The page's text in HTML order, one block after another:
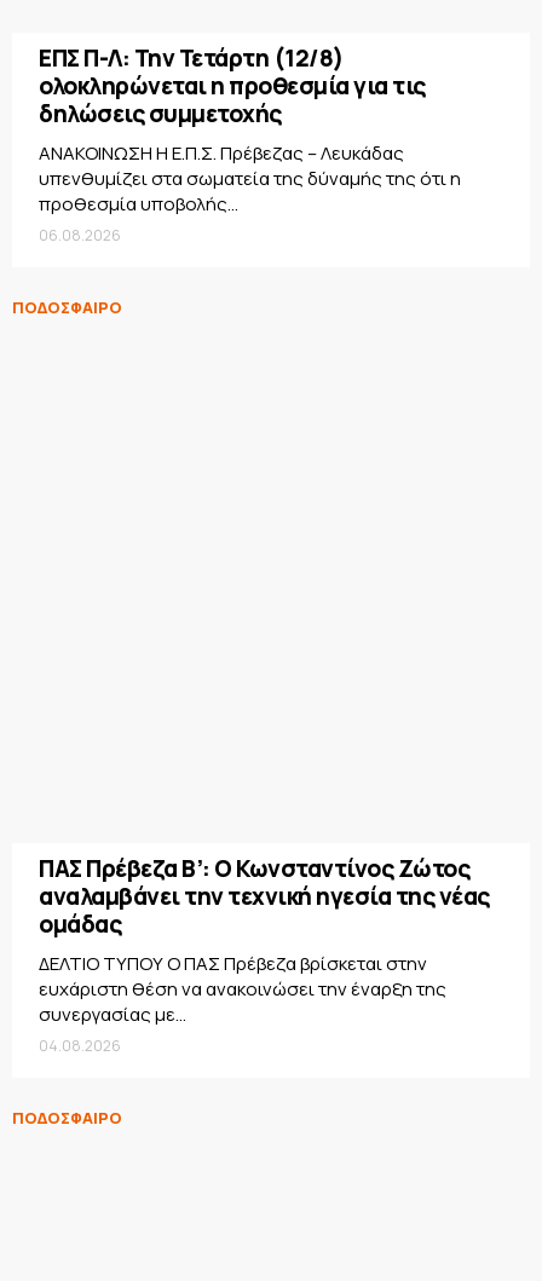
ΕΠΣ Π-Λ: Την Τετάρτη (12/8)
ολοκληρώνεται η προθεσμία για τις
δηλώσεις συμμετοχής
ΑΝΑΚΟΙΝΩΣΗ Η Ε.Π.Σ. Πρέβεζας – Λευκάδας
υπενθυμίζει στα σωματεία της δύναμής της ότι η
προθεσμία υποβολής...
06.08.2026
ΠΟΔΟΣΦΑΙΡΟ
ΠΑΣ Πρέβεζα Β’: Ο Κωνσταντίνος Ζώτος
αναλαμβάνει την τεχνική ηγεσία της νέας
ομάδας
ΔΕΛΤΙΟ ΤΥΠΟΥ Ο ΠΑΣ Πρέβεζα βρίσκεται στην
ευχάριστη θέση να ανακοινώσει την έναρξη της
συνεργασίας με...
04.08.2026
ΠΟΔΟΣΦΑΙΡΟ